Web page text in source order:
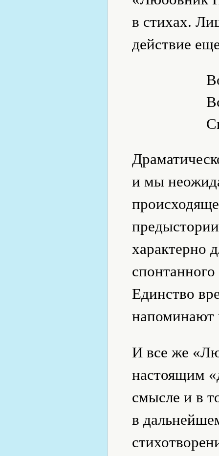
в стихах.
действие
и мы
характерно
Единство
напоминают
И все же
настоящим
смысле и в
в